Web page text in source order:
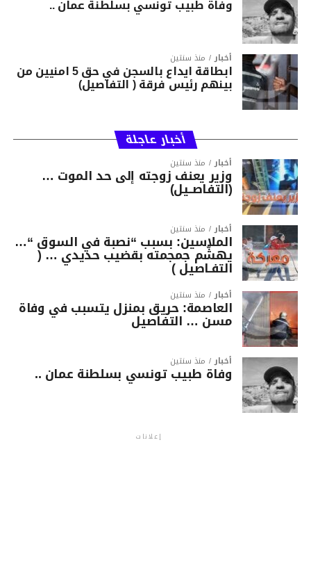
وفاة طبيب تونسي بسلطنة عمان ..
أخبار منذ سنتين
ابطاقة ايداع بالسجن في حق 5 امنيين من
بينهم رئيس فرقة ( التفاصيل)
أخبار عاجلة
أخبار منذ سنتين
وزير يعنف زوجته إلى حد الموت …
(التفاصــيل)
أخبار منذ سنتين
الملاسين: بسبب “نصبة في السوق “…
يهشّم جمجمته بقضيب حديدي … (
التفـاصيل )
أخبار منذ سنتين
العاصمة: حريق بمنزل يتسبب في وفاة
مسن … التفاصيل
أخبار منذ سنتين
وفاة طبيب تونسي بسلطنة عمان ..
إعلانات